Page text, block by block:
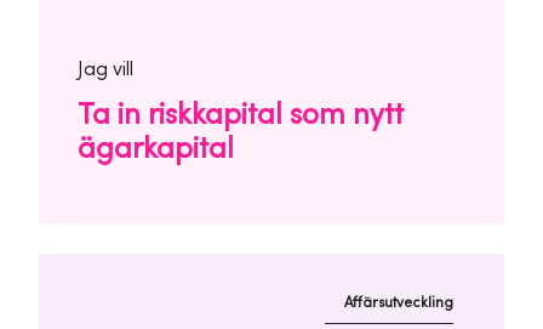
Jag vill
Ta in riskkapital som nytt
ägarkapital
Affärsutveckling